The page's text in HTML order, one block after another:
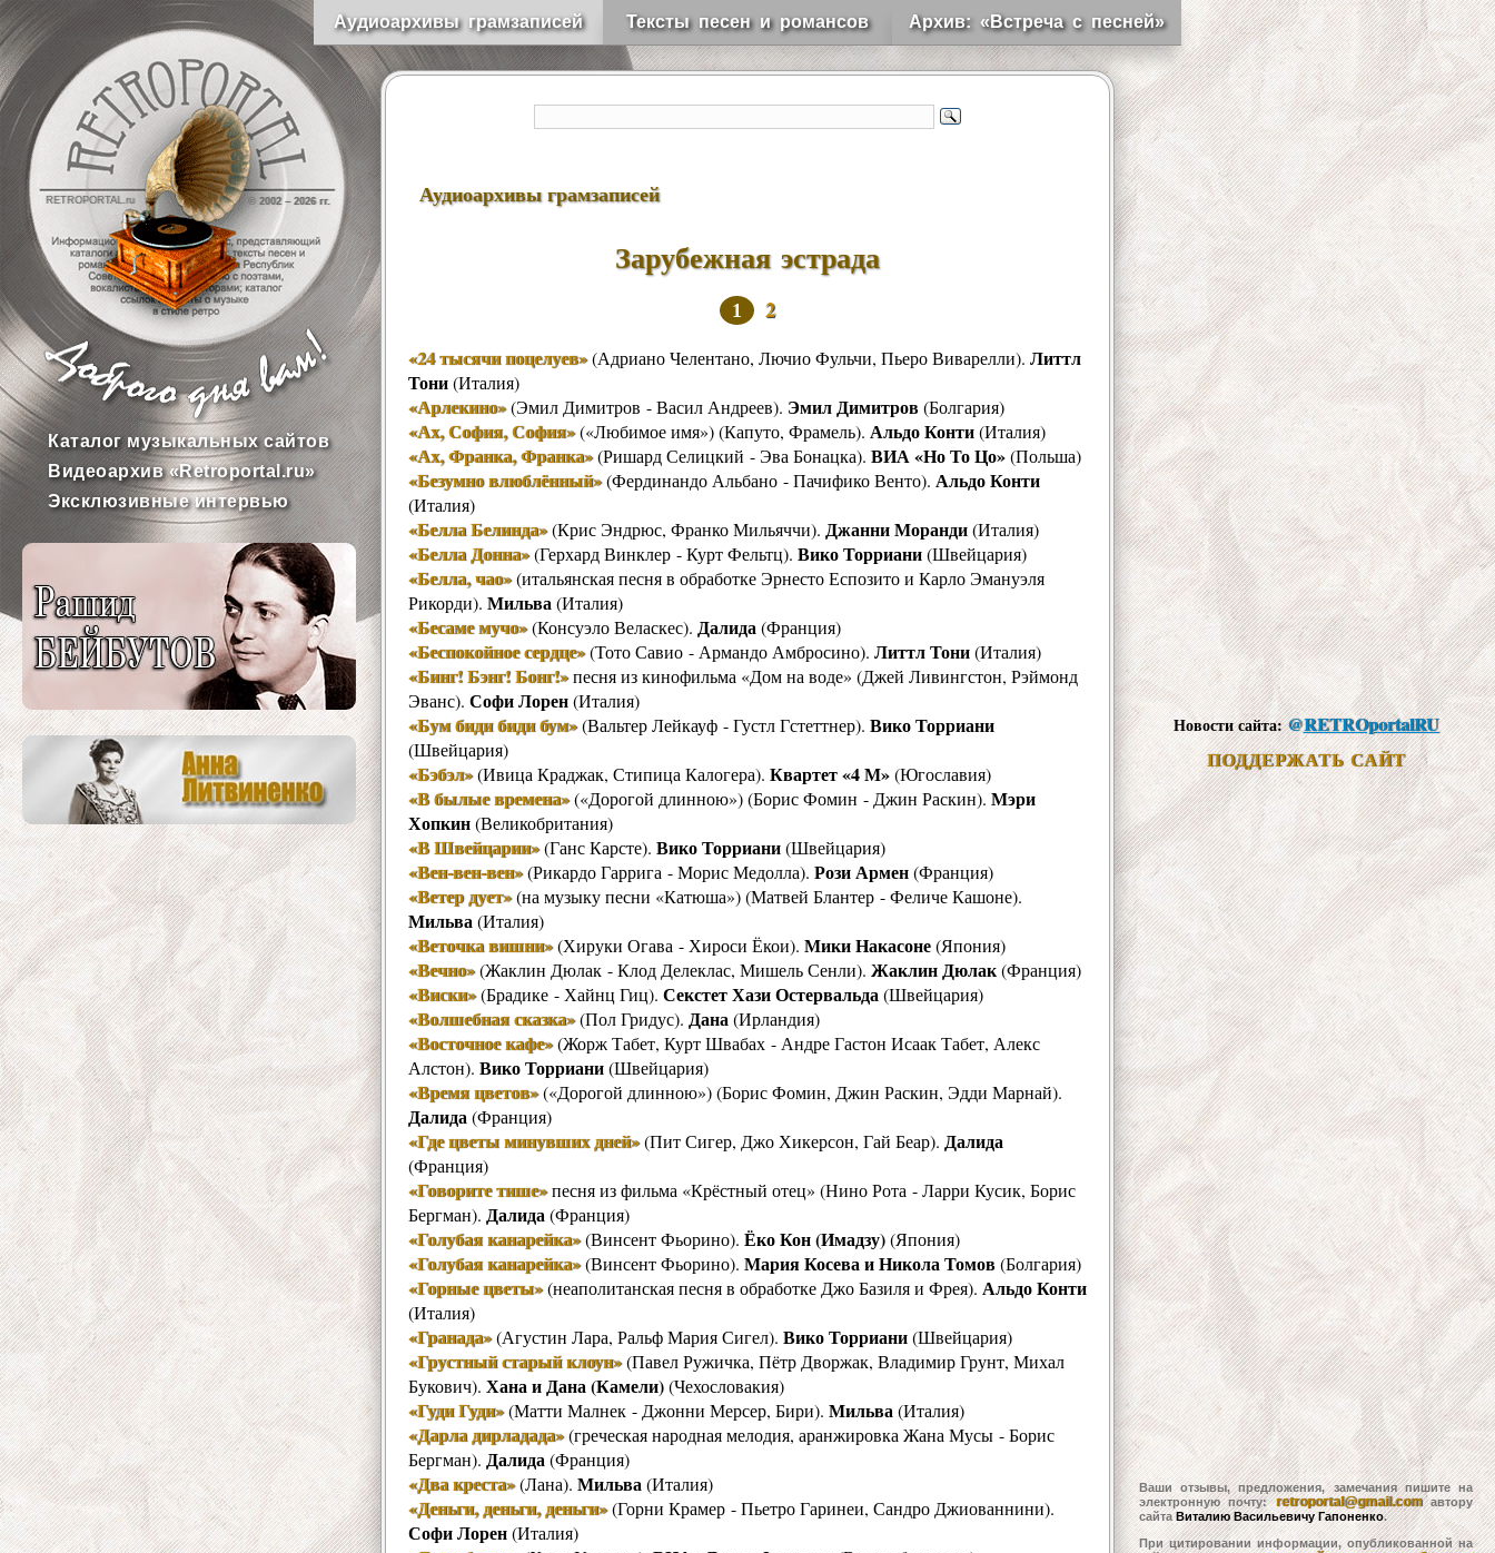
Аудиоархивы грамзаписей Тексты песен и романсов Архив: «Встреча с песней»
RETROPORTAL.ru © 2002 – 2026 гг.
Каталог музыкальных сайтов
Видеоархив «Retroportal.ru»
Эксклюзивные интервью
Аудиоархивы грамзаписей
Зарубежная эстрада
1 2
«24 тысячи поцелуев»(Адриано Челентано, Лючио Фульчи, Пьеро Виварелли). Литтл
Тони(Италия)
«Арлекино»(Эмил Димитров - Васил Андреев). Эмил Димитров(Болгария)
«Ах, София, София»(«Любимое имя») (Капуто, Фрамель). Альдо Конти(Италия)
«Ах, Франка, Франка»(Ришард Селицкий - Эва Бонацка). ВИА «Но То Цо»(Польша)
«Безумно влюблённый»(Фердинандо Альбано - Пачифико Венто). Альдо Конти
(Италия)
«Белла Белинда»(Крис Эндрюс, Франко Мильяччи). Джанни Моранди(Италия)
«Белла Донна»(Герхард Винклер - Курт Фельтц). Вико Торриани(Швейцария)
«Белла, чао»(итальянская песня в обработке Эрнесто Еспозито и Карло Эмануэля
Рикорди). Мильва(Италия)
«Бесаме мучо»(Консуэло Веласкес). Далида(Франция)
«Беспокойное сердце»(Тото Савио - Армандо Амбросино). Литтл Тони(Италия)
«Бинг! Бэнг! Бонг!»песня из кинофильма «Дом на воде» (Джей Ливингстон, Рэймонд
Эванс). Софи Лорен(Италия)
«Бум биди биди бум»(Вальтер Лейкауф - Густл Гстеттнер). Вико Торриани
(Швейцария)
«Бэбэл»(Ивица Краджак, Стипица Калогера). Квартет «4 М»(Югославия)
«В былые времена»(«Дорогой длинною») (Борис Фомин - Джин Раскин). Мэри
Хопкин(Великобритания)
«В Швейцарии»(Ганс Карсте). Вико Торриани(Швейцария)
«Вен-вен-вен»(Рикардо Гаррига - Морис Медолла). Рози Армен(Франция)
«Ветер дует»(на музыку песни «Катюша») (Матвей Блантер - Феличе Кашоне).
Мильва(Италия)
«Веточка вишни»(Хируки Огава - Хироси Ёкои). Мики Накасоне(Япония)
«Вечно»(Жаклин Дюлак - Клод Делеклас, Мишель Сенли). Жаклин Дюлак(Франция)
«Виски»(Брадике - Хайнц Гиц). Секстет Хази Остервальда(Швейцария)
«Волшебная сказка»(Пол Гридус). Дана(Ирландия)
«Восточное кафе»(Жорж Табет, Курт Швабах - Андре Гастон Исаак Табет, Алекс
Алстон). Вико Торриани(Швейцария)
«Время цветов»(«Дорогой длинною») (Борис Фомин, Джин Раскин, Эдди Марнай).
Далида(Франция)
«Где цветы минувших дней»(Пит Сигер, Джо Хикерсон, Гай Беар). Далида
(Франция)
«Говорите тише»песня из фильма «Крёстный отец» (Нино Рота - Ларри Кусик, Борис
Бергман). Далида(Франция)
«Голубая канарейка»(Винсент Фьорино). Ёко Кон (Имадзу)(Япония)
«Голубая канарейка»(Винсент Фьорино). Мария Косева и Никола Томов(Болгария)
«Горные цветы»(неаполитанская песня в обработке Джо Базиля и Фрея). Альдо Конти
(Италия)
«Гранада»(Агустин Лара, Ральф Мария Сигел). Вико Торриани(Швейцария)
«Грустный старый клоун»(Павел Ружичка, Пётр Дворжак, Владимир Грунт, Михал
Букович). Хана и Дана (Камели)(Чехословакия)
«Гуди Гуди»(Матти Малнек - Джонни Мерсер, Бири). Мильва(Италия)
«Дарла дирладада»(греческая народная мелодия, аранжировка Жана Мусы - Борис
Бергман). Далида(Франция)
«Два креста»(Лана). Мильва(Италия)
«Деньги, деньги, деньги»(Горни Крамер - Пьетро Гаринеи, Сандро Джиованнини).
Софи Лорен(Италия)
Новости сайта:@RETROportalRU
ПОДДЕРЖАТЬ САЙТ
Ваши отзывы, предложения, замечания пишите на
электронную почту:retroportal@gmail.comавтору
сайтаВиталию Васильевичу Гапоненко.
При цитировании информации, опубликованной на